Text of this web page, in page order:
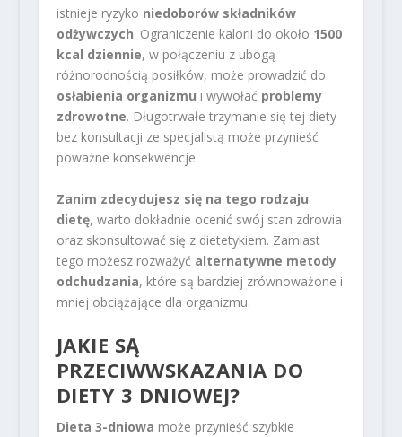
istnieje ryzyko niedoborów składników
odżywczych. Ograniczenie kalorii do około 1500
kcal dziennie, w połączeniu z ubogą
różnorodnością posiłków, może prowadzić do
osłabienia organizmu i wywołać problemy
zdrowotne. Długotrwałe trzymanie się tej diety
bez konsultacji ze specjalistą może przynieść
poważne konsekwencje.
Zanim zdecydujesz się na tego rodzaju
dietę, warto dokładnie ocenić swój stan zdrowia
oraz skonsultować się z dietetykiem. Zamiast
tego możesz rozważyć alternatywne metody
odchudzania, które są bardziej zrównoważone i
mniej obciążające dla organizmu.
JAKIE SĄ
PRZECIWWSKAZANIA DO
DIETY 3 DNIOWEJ?
Dieta 3-dniowa może przynieść szybkie